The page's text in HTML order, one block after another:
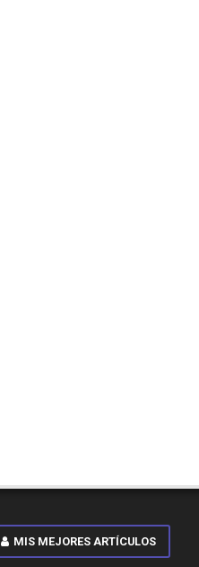
MIS MEJORES ARTÍCULOS